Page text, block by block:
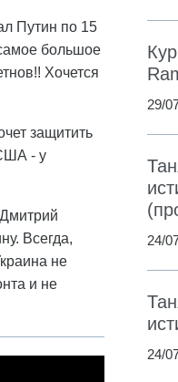
Путин по 15
большое
Хочется
защитить
- у
Всегда,
не
и не
29/
24/
24/